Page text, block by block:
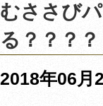
むささび
る？？？？
2018年06月